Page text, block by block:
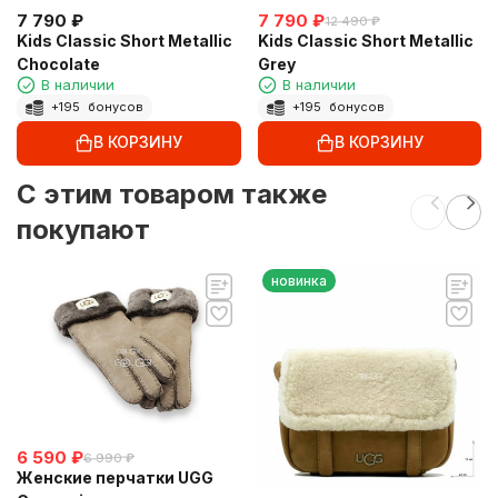
7 790 ₽
Kids Classic Short Metallic
Chocolate
В наличии
+195 бонусов
В КОРЗИНУ
7 790 ₽12 490 ₽
Kids Classic Short Metallic
Grey
В наличии
+195 бонусов
В КОРЗИНУ
C этим товаром также
покупают
6 590 ₽6 990 ₽
Женские перчатки UGG
новинка